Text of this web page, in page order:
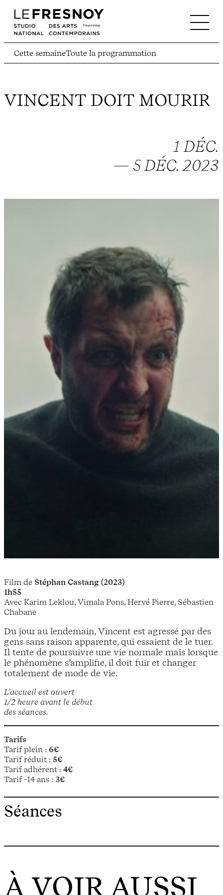
Cette semaineToute la programmation
VINCENT DOIT MOURIR
1 DÉC.
— 5 DÉC. 2023
L’accueil est ouvert
1/2 heure avant le début
des séances.
Tarifs
Tarif plein : 6€
Tarif réduit : 5€
Tarif adhérent : 4€
Tarif -14 ans : 3€
Film de Stéphan Castang (2023)
1h55
Avec Karim Leklou, Vimala Pons, Hervé Pierre, Sébastien
Chabane
Du jour au lendemain, Vincent est agressé par des
gens sans raison apparente, qui essaient de le tuer.
Il tente de poursuivre une vie normale mais lorsque
le phénomène s’amplifie, il doit fuir et changer
totalement de mode de vie.
Séances
À VOIR AUSSI